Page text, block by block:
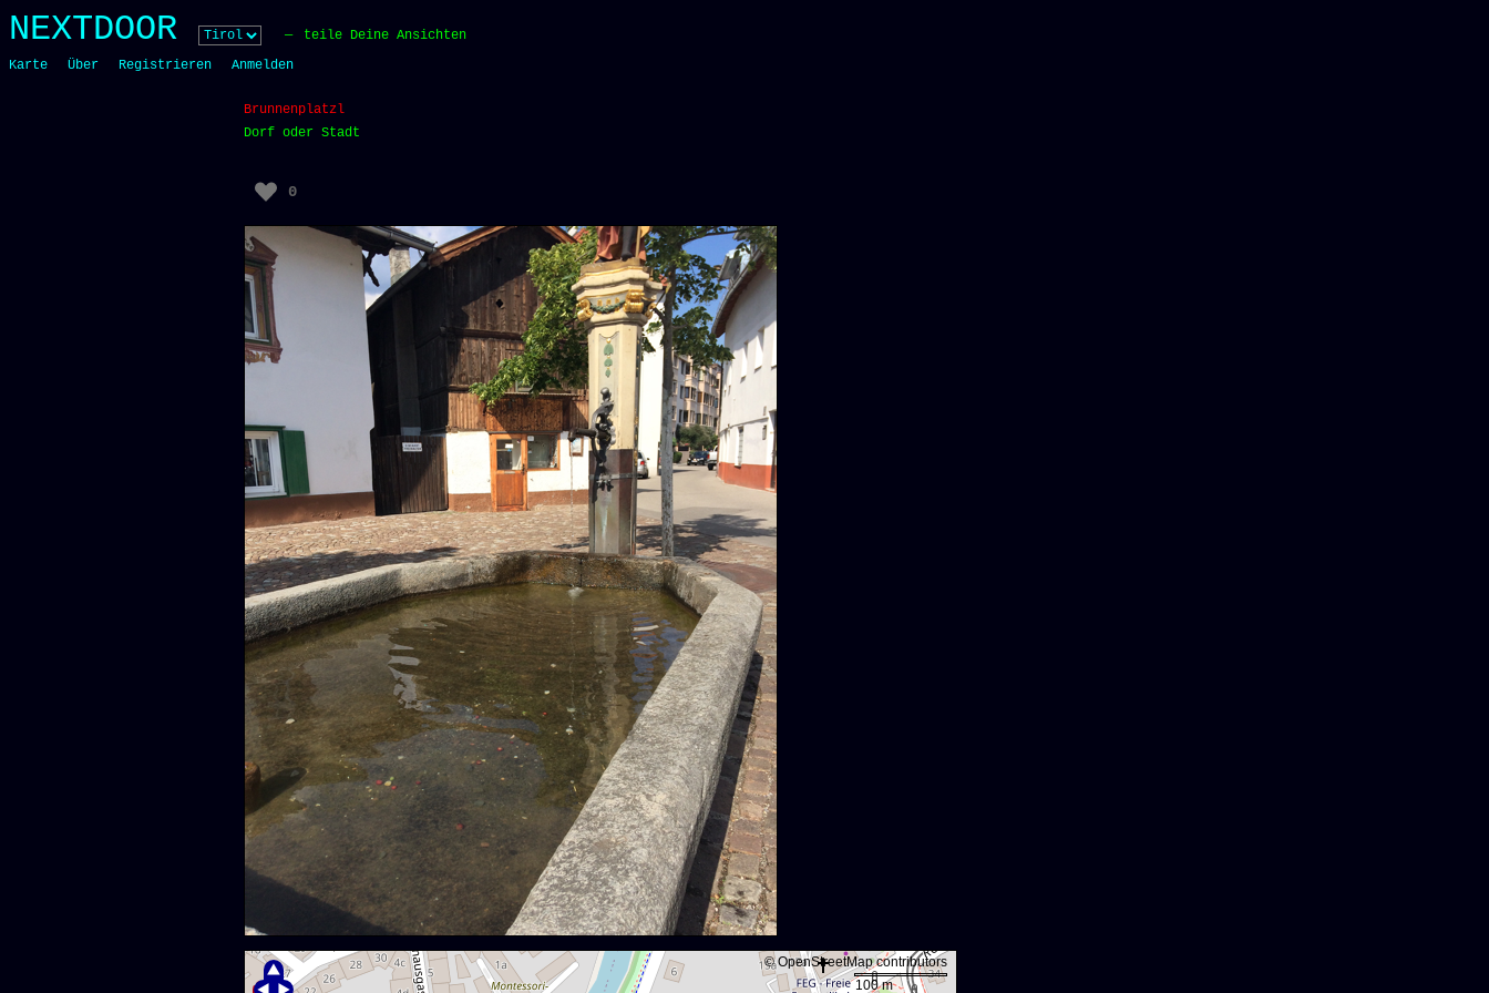
content
NEXTDOOR
teile Deine Ansichten
Karte
Über Registrieren Anmelden
Brunnenplatzl
Dorf oder Stadt
0
©OpenStreetMapcontributors
100 m